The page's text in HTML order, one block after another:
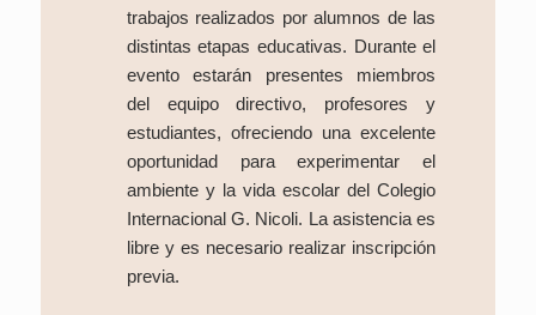
trabajos realizados por alumnos de las
distintas etapas educativas. Durante el
evento estarán presentes miembros
del equipo directivo, profesores y
estudiantes, ofreciendo una excelente
oportunidad para experimentar el
ambiente y la vida escolar del Colegio
Internacional G. Nicoli. La asistencia es
libre y es necesario realizar inscripción
previa.